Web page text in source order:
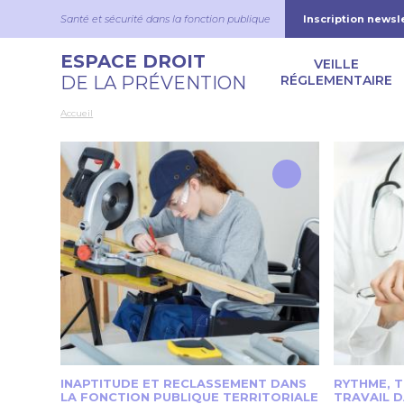
Santé et sécurité dans la fonction publique Inscription
ESPACE DROIT
DE LA PRÉVENTION
VEILLE
RÉGLEMENTAIRE
Accueil
INAPTITUDE ET RECLASSEMENT DANS
LA FONCTION PUBLIQUE TERRITORIALE
RYTHME,
TRAVAIL